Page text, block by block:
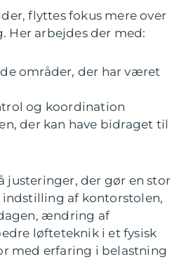
flyttes fokus mere over
Her arbejdes der med:
områder, der har været
og koordination
der kan have bidraget til
justeringer, der gør en stor
indstilling af kontorstolen,
ændring af
løfteteknik i et fysisk
med erfaring i belastning